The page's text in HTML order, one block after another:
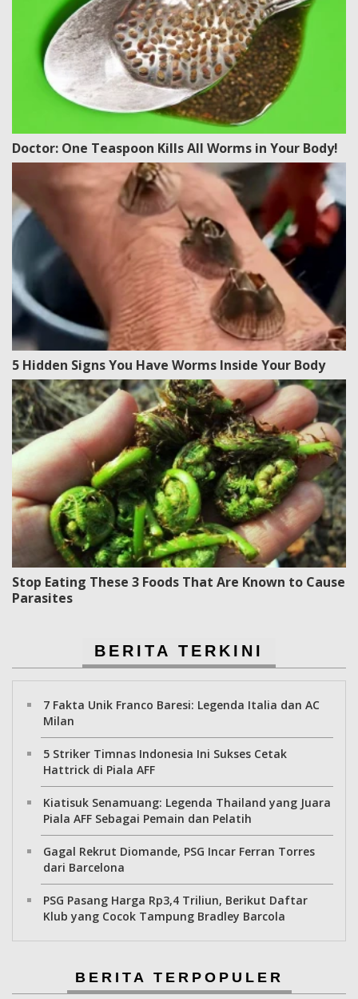
Doctor: One Teaspoon Kills All Worms in Your Body!
5 Hidden Signs You Have Worms Inside Your Body
Stop Eating These 3 Foods That Are Known to Cause
Parasites
BERITA TERKINI
7 Fakta Unik Franco Baresi: Legenda Italia dan AC
Milan
5 Striker Timnas Indonesia Ini Sukses Cetak
Hattrick di Piala AFF
Kiatisuk Senamuang: Legenda Thailand yang Juara
Piala AFF Sebagai Pemain dan Pelatih
Gagal Rekrut Diomande, PSG Incar Ferran Torres
dari Barcelona
PSG Pasang Harga Rp3,4 Triliun, Berikut Daftar
Klub yang Cocok Tampung Bradley Barcola
BERITA TERPOPULER